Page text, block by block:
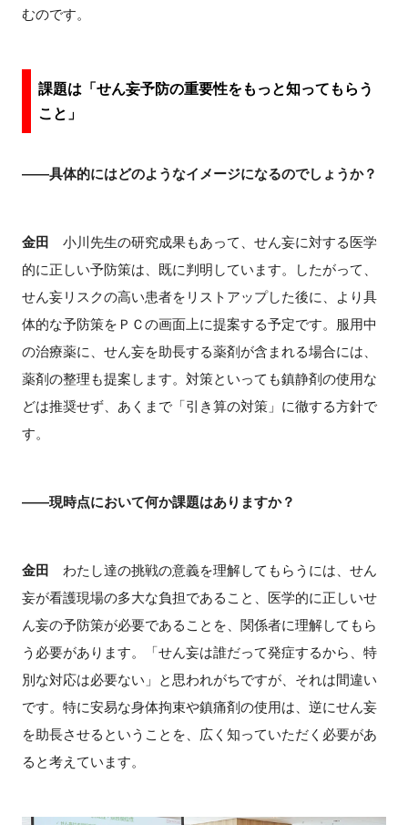
むのです。
課題は「せん妄予防の重要性をもっと知ってもらう
こと」
――具体的にはどのようなイメージになるのでしょうか？
金田
小川先生の研究成果もあって、せん妄に対する医学
的に正しい予防策は、既に判明しています。したがって、
せん妄リスクの高い患者をリストアップした後に、より具
体的な予防策をＰＣの画面上に提案する予定です。服用中
の治療薬に、せん妄を助長する薬剤が含まれる場合には、
薬剤の整理も提案します。対策といっても鎮静剤の使用な
どは推奨せず、あくまで「引き算の対策」に徹する方針で
す。
――現時点において何か課題はありますか？
金田
わたし達の挑戦の意義を理解してもらうには、せん
妄が看護現場の多大な負担であること、医学的に正しいせ
ん妄の予防策が必要であることを、関係者に理解してもら
う必要があります。「せん妄は誰だって発症するから、特
別な対応は必要ない」と思われがちですが、それは間違い
です。特に安易な身体拘束や鎮痛剤の使用は、逆にせん妄
を助長させるということを、広く知っていただく必要があ
ると考えています。